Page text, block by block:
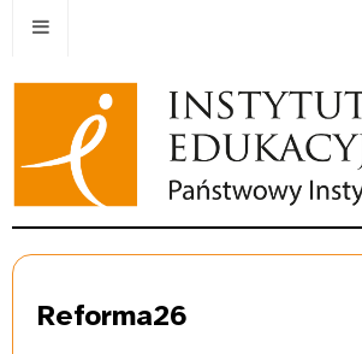
Reforma26